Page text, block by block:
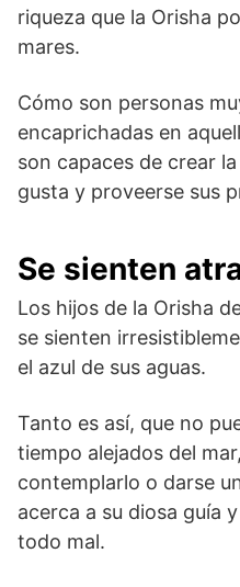
riqueza que la Orisha
mares.
Cómo son personas
encaprichadas en
son capaces de crear
gusta y proveerse sus
Se sienten
Los hijos de la Orisha
se sienten
el azul de sus aguas.
Tanto es así, que no
tiempo alejados del
contemplarlo o darse
acerca a su diosa guía
todo mal.